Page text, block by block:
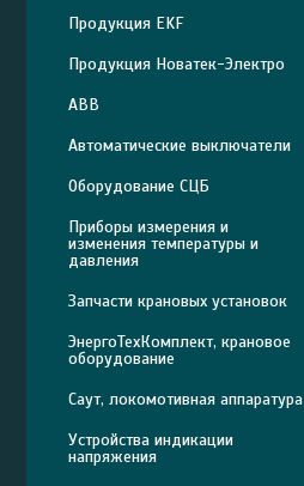
Продукция EKF
Продукция Новатек-Электро
ABB
Автоматические выключатели
Оборудование СЦБ
Приборы измерения и
изменения температуры и
давления
Запчасти крановых установок
ЭнергоТехКомплект, крановое
оборудование
Саут, локомотивная аппаратура
Устройства индикации
напряжения